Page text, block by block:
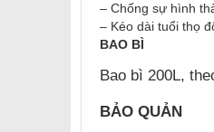
– Chống sự hình
– Kéo dài tuổi thọ
BAO BÌ
Bao bì 200L,
BẢO QUẢN